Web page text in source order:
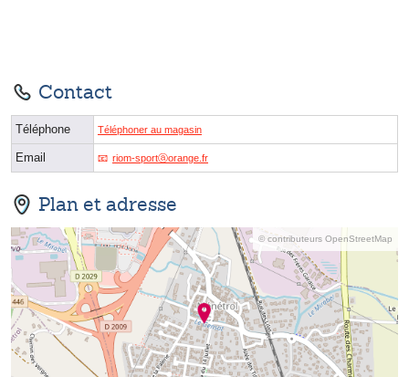
Contact
Téléphone Téléphoner au magasin
Email riom-sportⓐorange.fr
Plan et adresse
© contributeurs OpenStreetMap